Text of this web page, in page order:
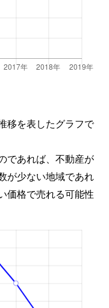
移を表したグラフで
であれば、不動産が
が少ない地域であれ
価格で売れる可能性